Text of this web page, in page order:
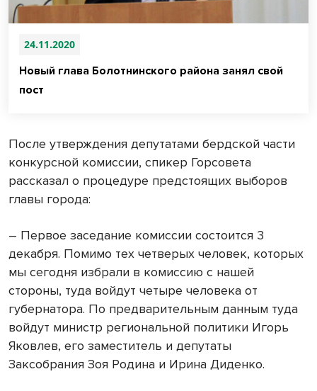
24.11.2020
Новый глава Болотнинского района занял свой
пост
После утверждения депутатами бердской части
конкурсной комиссии, спикер Горсовета
рассказал о процедуре предстоящих выборов
главы города:
– Первое заседание комиссии состоится 3
декабря. Помимо тех четверых человек, которых
мы сегодня избрали в комиссию с нашей
стороны, туда войдут четыре человека от
губернатора. По предварительным данным туда
войдут министр региональной политики Игорь
Яковлев, его заместитель и депутаты
Заксобрания Зоя Родина и Ирина Диденко.